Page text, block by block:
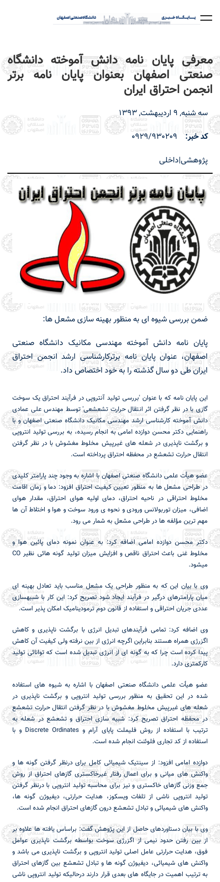
معرفی پایان نامه دانش آموخته دانشگاه
صنعتی اصفهان بعنوان پایان نامه برتر
انجمن احتراق ایران
سه شنبه, 9 اردیبهشت, 1393
کد خبر
0929/930209
پژوهشی|داخلی
ضمن بررسی شیوه ای به منظور بهینه سازی مشعل ها:
پایان نامه دانش آموخته مهندسی مکانیک دانشگاه صنعتی
اصفهان، عنوان پایان نامه برترکارشناسی ارشد انجمن احتراق
ایران طی دو سال گذشته را به خود اختصاص داد.
این پایان نامه که با عنوان 'بررسی تولید آنتروپی در فرآیند احتراق یک سوخت
گازی با در نظر گرفتن اثر انتقال حرارت تشعشعی' توسط مهندس علی عمادی
دانش آموخته کارشناسی ارشد مهندسی مکانیک دانشگاه صنعتی اصفهان و با
راهنمایی دکتر محسن دوازده امامی به انجام رسیده، به بررسی تولید انتروپی
و برگشت ناپذیری در شعله ­های غیرپیش­ مخلوط مغشوش با در نظر گرفتن
انتقال حرارت تشعشع در محفظه احتراق پرداخته است.
عضو هیأت علمی دانشگاه صنعتی اصفهان با اشاره به وجود چند پارامتر کلیدی
در طراحی مشعل ها به منظور تعیین کیفیت احتراق افزود: دما و زمان اقامت
مخلوط احتراقی در ناحیه احتراق، دمای اولیه هوای احتراق، مقدار هوای
اضافی، میزان توربولانس ورودی و نحوه­ ی ورود سوخت و هوا و اختلاط آن ها
مهم ترین مؤلفه ها در طراحی مشعل به شمار می رود.
دکتر محسن دوازده امامی اضافه کرد: به عنوان نمونه دمای پائین هوا و
مخلوط غنی باعث احتراق ناقص و افزایش میزان تولید گونه ­هائی نظیر CO
می­شود.
وی با بیان این که به منظور طراحی یک مشعل مناسب باید تعادل بهینه­ ای
میان پارامترهای درگیر در فرآیند ایجاد شود تصریح کرد: این کار با شبیه سازی
عددی جریان احتراقی و استفاده از قانون دوم ترمودینامیک امکان پذیر است.
وی اضافه کرد: تمامی فرآیندهای تبدیل انرژی با برگشت ­ناپذیری و کاهش
اگزرژی همراه هستند بنابراین اگرچه انرژی از بین نرفته­ ولی کیفیت آن کاهش
پیدا کرده­ است چرا که به گونه ­ای از انرژی تبدیل شده ­است که توانائی تولید
کارکمتری دارد.
عضو هیأت علمی دانشگاه صنعتی اصفهان با اشاره به شیوه های استفاده
شده در این تحقیق به منظور بررسی تولید انتروپی و برگشت ناپذیری در
شعله­ های غیرپیش­ مخلوط مغشوش با در نظر گرفتن انتقال حرارت تشعشع
در محفظه احتراق تصریح کرد: شبیه سازی احتراق و تشعشع در شعله به
ترتیب با استفاده از روش فلیملت پایای آرام و Discrete Ordinates و با
استفاده از کد تجاری فلوئنت انجام شده است.
دوازده امامی افزود: از سینتیک شیمیائی کامل برای درنظر گرفتن گونه ها و
واکنش های میانی و برای اعمال رفتار غیرخاکستری گازهای احتراق از روش
جمع وزنی گازهای خاکستری و نیز برای محاسبه تولید انتروپی با درنظر گرفتن
تولید انتروپی ناشی از تلفات ویسکوز، هدایت حرارتی، دیفیوژن گونه ها،
واکنش های شیمیائی و تبادل تشعشع درون گازهای احتراق انجام شده است.
وی با بیان دستاوردهای حاصل از این پژوهش گفت: براساس یافته ها علاوه بر
از بین رفتن حدود نیمی از اگزرژی سوخت بواسطه برگشت ناپذیری عوامل
فوق، هدایت حرارتی عامل اصلی تولید انتروپی و برگشت ناپذیری می باشد و
واکنش های شیمیائی، دیفیوژن گونه ها و تبادل تشعشع بین گازهای احتراق
به ترتیب اهمیت در جایگاه های بعدی قرار دارند درحالیکه تولید انتروپی ناشی